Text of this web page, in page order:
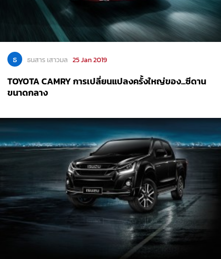
ธ ธนสาร เสาวมล 25 Jan 2019
TOYOTA CAMRY การเปลี่ยนแปลงครั้งใหญ่ของ...ซีดาน
ขนาดกลาง